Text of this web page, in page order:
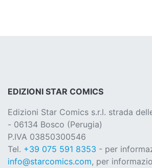
EDIZIONI STAR COMICS
Edizioni Star Comics s.r.l. strada
- 06134 Bosco (Perugia)
P.IVA 03850300546
Tel. +39 075 591 8353 - per
info@starcomics.com, per